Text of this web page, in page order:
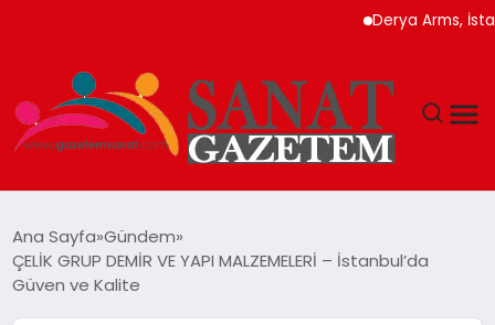
Derya Arms,
TEKNOLOJI
Ana Sayfa Gündem
ÇELİK GRUP DEMİR VE YAPI MALZEMELERİ – İstanbul’da
Güven ve Kalite